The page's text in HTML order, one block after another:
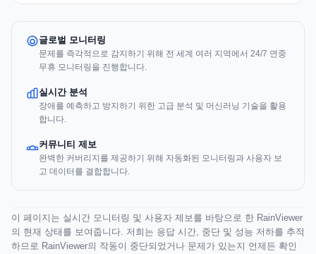
글로벌 모니터링
문제를 즉각적으로 감지하기 위해 전 세계 여러 지역에서 24/7 연중
무휴 모니터링을 진행합니다.
실시간 분석
장애를 예측하고 방지하기 위한 고급 분석 및 머신러닝 기술을 활용
합니다.
커뮤니티 제보
완벽한 커버리지를 제공하기 위해 자동화된 모니터링과 사용자 보
고 데이터를 결합합니다.
이 페이지는 실시간 모니터링 및 사용자 제보를 바탕으로 한 RainViewer
의 현재 상태를 보여줍니다. 저희는 응답 시간, 중단 및 성능 저하를 추적
하므로 RainViewer의 작동이 중단되었거나 문제가 있는지 언제든 확인